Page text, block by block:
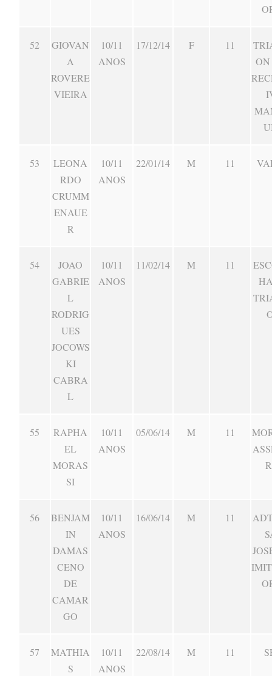
52
GIOVAN
A
ROVERE
VIEIRA
10/11
ANOS
17/12/14 F 11
ON
53
LEONA
RDO
CRUMM
ENAUE
R
10/11
ANOS
22/01/14 M 11
54
JOAO
GABRIE
L
RODRIG
UES
JOCOWS
KI
CABRA
L
10/11
ANOS
11/02/14 M 11
55
RAPHA
EL
MORAS
SI
10/11
ANOS
05/06/14 M 11
56
BENJAM
IN
DAMAS
CENO
DE
CAMAR
GO
10/11
ANOS
16/06/14 M 11
57
MATHIA
S
10/11
ANOS
22/08/14 M 11